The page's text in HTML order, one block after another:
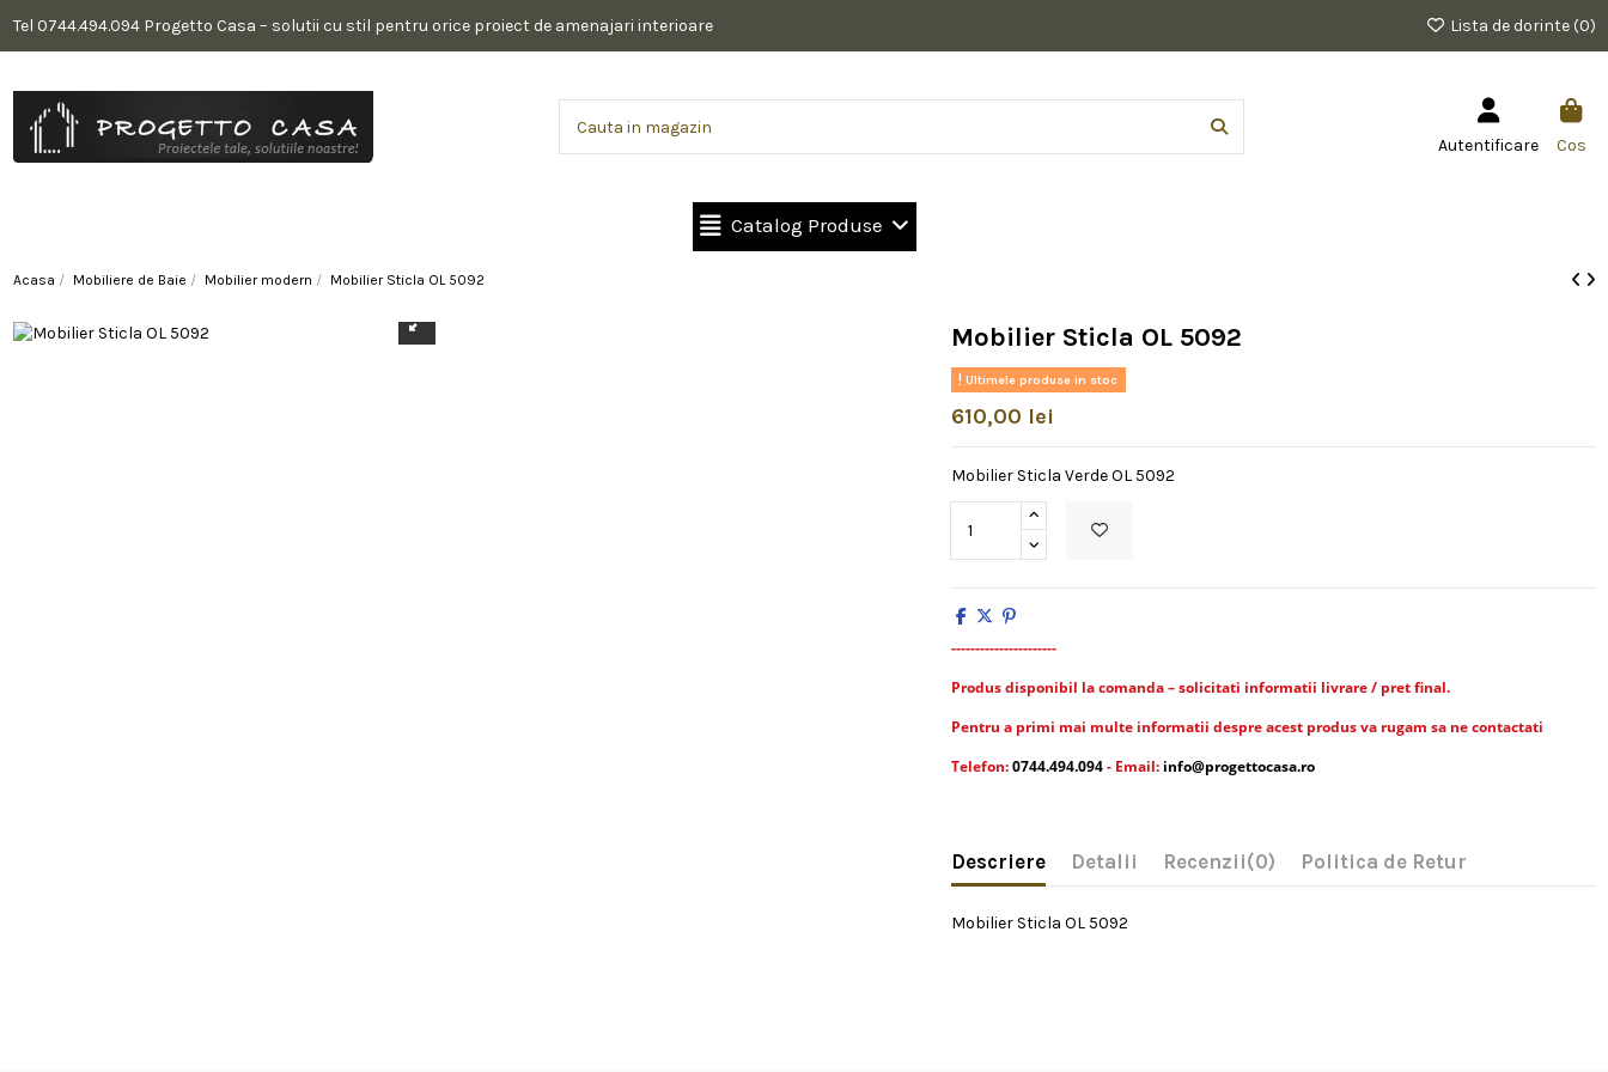
Tel 0744.494.094 Progetto Casa – solutii cu stil pentru orice proiect de amenajari interioare Lista de dorinte (0)
Autentificare Cos
Catalog Produse
Acasa Mobiliere de Baie Mobilier modern Mobilier Sticla OL 5092
Mobilier Sticla OL 5092
Ultimele produse in stoc
610,00 lei
Mobilier Sticla Verde OL 5092
----------------------
Produs disponibil la comanda – solicitati informatii livrare / pret final.
Pentru a primi mai multe informatii despre acest produs va rugam sa ne contactati
Telefon:0744.494.094- Email: info@progettocasa.ro
Descriere Detalii Recenzii(0) Politica de Retur
Mobilier Sticla OL 5092